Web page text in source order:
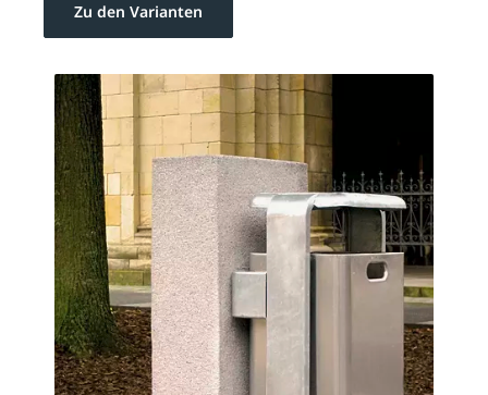
Zu den Varianten